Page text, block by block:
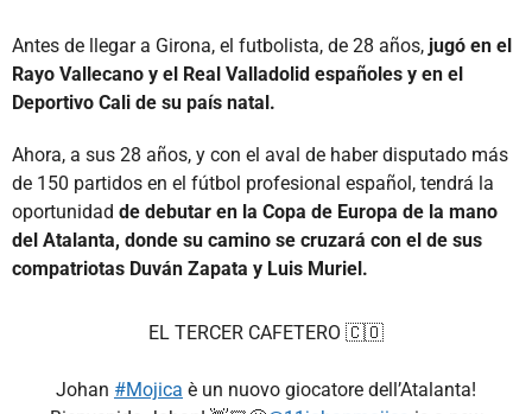
Antes de llegar a Girona, el futbolista, de 28 años, jugó en el
Rayo Vallecano y el Real Valladolid españoles y en el
Deportivo Cali de su país natal.
Ahora, a sus 28 años, y con el aval de haber disputado más
de 150 partidos en el fútbol profesional español, tendrá la
oportunidad de debutar en la Copa de Europa de la mano
del Atalanta, donde su camino se cruzará con el de sus
compatriotas Duván Zapata y Luis Muriel.
EL TERCER CAFETERO 🇨🇴
Johan #Mojica è un nuovo giocatore dell’Atalanta!